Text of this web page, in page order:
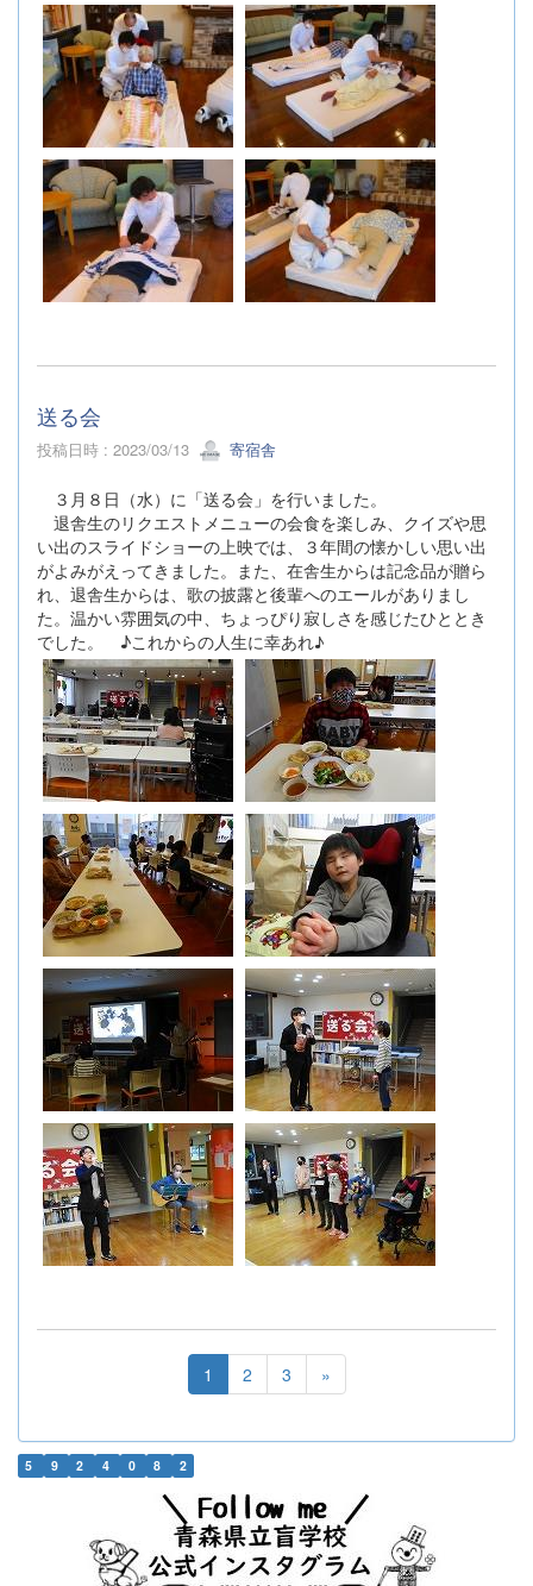
送る会
投稿日時 : 2023/03/13 寄宿舎
３月８日（水）に「送る会」を行いました。
退舎生のリクエストメニューの会食を楽しみ、クイズや思
い出のスライドショーの上映では、３年間の懐かしい思い出
がよみがえってきました。また、在舎生からは記念品が贈ら
れ、退舎生からは、歌の披露と後輩へのエールがありまし
た。温かい雰囲気の中、ちょっぴり寂しさを感じたひととき
でした。 ♪これからの人生に幸あれ♪
1 2 3 »
5 9 2 4 0 8 2